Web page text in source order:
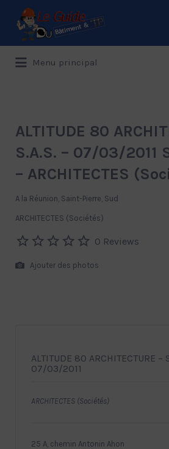
Le Guide de référence
Rechercher:
Menu principal
ALTITUDE 80
S.A.S. – 07/03/2011
– ARCHITECTES
A la Réunion, Saint-Pierre, Sud
ARCHITECTES (Sociétés)
0 Reviews
Ajouter des photos
ALTITUDE 80 ARCHITECTURE –
07/03/2011
ARCHITECTES (Sociétés)
25 A, chemin Antonin Ahon